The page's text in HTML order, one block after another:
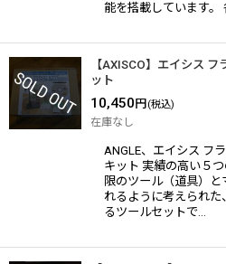
能を搭載しています。
【AXISCO】エイシス
ット
10,450 円 (税込)
在庫なし
ANGLE、エイシス フ
キット 実績の高い５
限のツール（道具）
れるように考えられた
るツールセットで…